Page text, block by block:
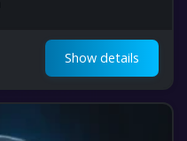
Show details